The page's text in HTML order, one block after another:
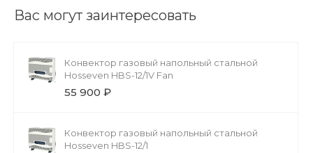
Вас могут заинтересовать
Конвектор газовый напольный стальной
Hosseven HBS-12/1V Fan
55 900 ₽
Конвектор газовый напольный стальной
Hosseven HBS-12/1